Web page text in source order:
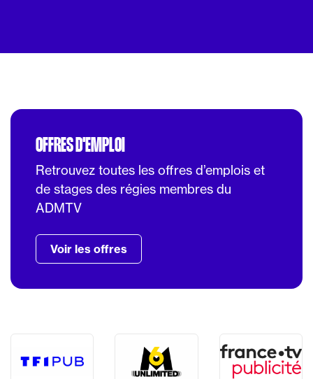
OFFRES D'EMPLOI
Retrouvez toutes les offres d’emplois et
de stages des régies membres du
ADMTV
Voir les offres